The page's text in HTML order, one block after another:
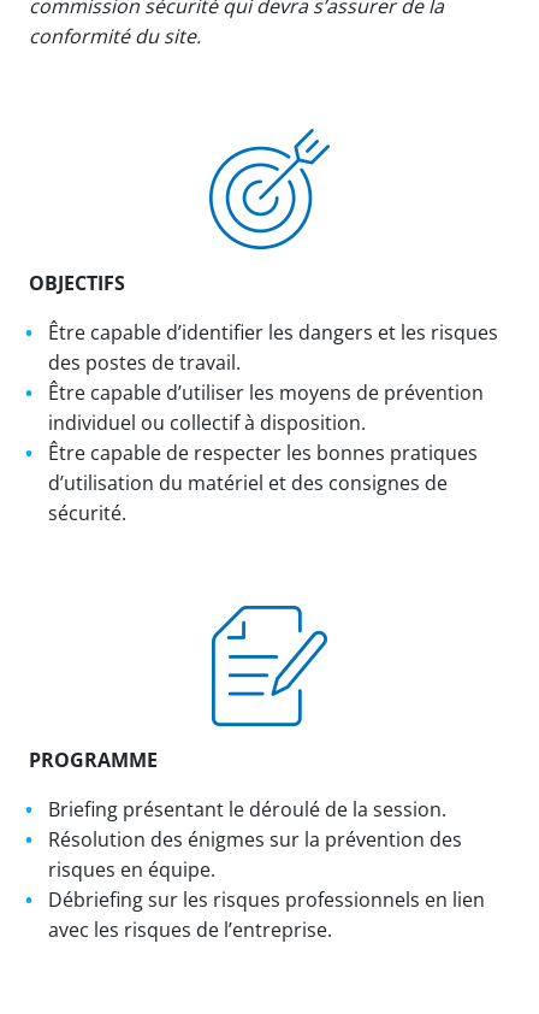
commission sécurité qui devra s’assurer de la
conformité du site.
OBJECTIFS
Être capable d’identifier les dangers et les risques
des postes de travail.
Être capable d’utiliser les moyens de prévention
individuel ou collectif à disposition.
Être capable de respecter les bonnes pratiques
d’utilisation du matériel et des consignes de
sécurité.
PROGRAMME
Briefing présentant le déroulé de la session.
Résolution des énigmes sur la prévention des
risques en équipe.
Débriefing sur les risques professionnels en lien
avec les risques de l’entreprise.